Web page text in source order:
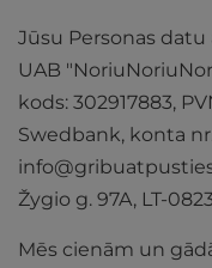
Jūsu Personas
UAB
kods: 302917883,
Swedbank, konta
Žygio g. 97A, LT-
Mēs cienām un